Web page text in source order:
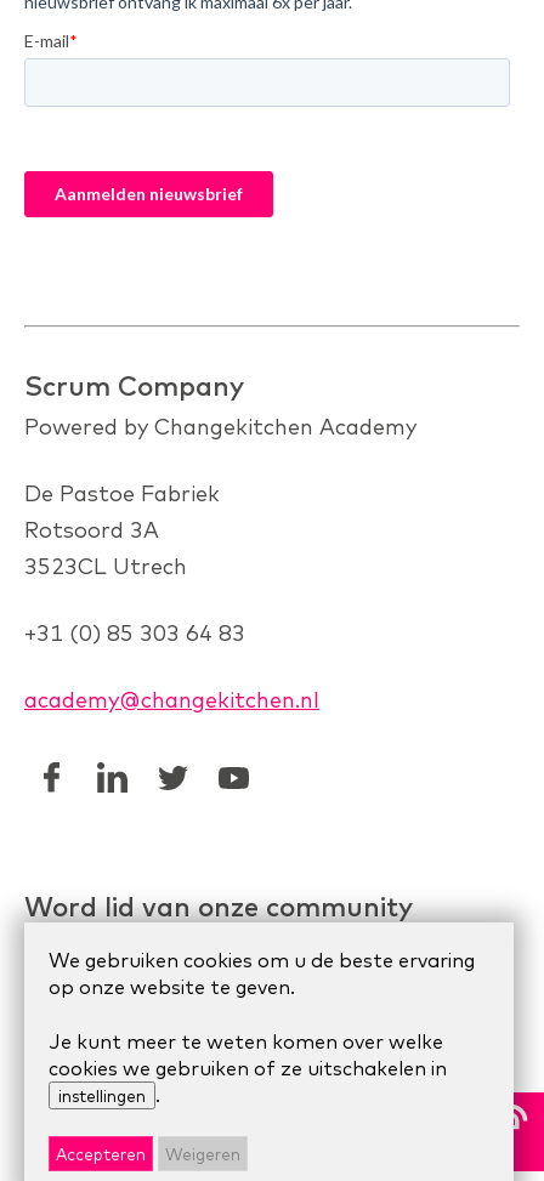
Scrum Company
Powered by Changekitchen Academy
De Pastoe Fabriek
Rotsoord 3A
3523CL Utrech
+31 (0) 85 303 64 83
academy@changekitchen.nl
Word lid van onze community
Linkedin AgileHR
Meetup Organize Agile
© 2024 Scrum Company.
We gebruiken cookies om u de beste ervaring
op onze website te geven.
Je kunt meer te weten komen over welke
cookies we gebruiken of ze uitschakelen in
instellingen .
Accepteren Weigeren